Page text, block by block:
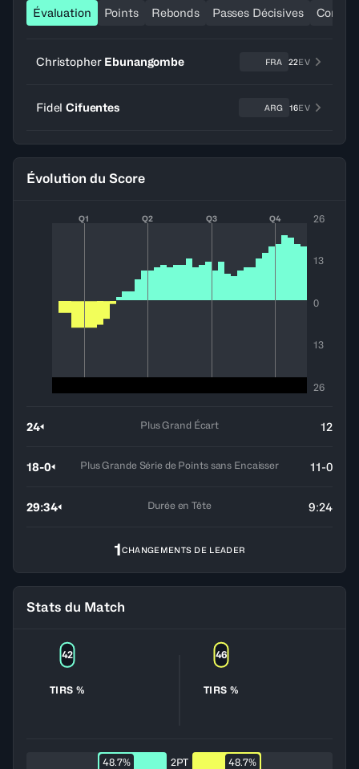
Évaluation Points Rebonds Passes Décisives Contres
Christopher Ebunangombe FRA 22EV
Fidel Cifuentes ARG 16EV
Évolution du Score
Q1 Q2 Q3 Q4 26
13
0
13
26
24 Plus Grand Écart 12
18-0 Plus Grande Série de Points sans Encaisser 11-0
29:34 Durée en Tête 9:24
1CHANGEMENTS DE LEADER
Stats du Match
TIRS %
42
TIRS %
46
48.7% 2PT
48.7%